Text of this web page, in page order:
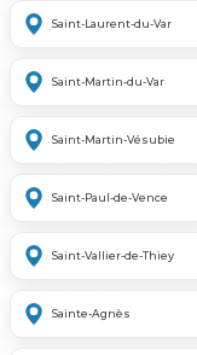
Saint-Laurent-du-Var
Saint-Martin-du-Var
Saint-Martin-Vésubie
Saint-Paul-de-Vence
Saint-Vallier-de-Thiey
Sainte-Agnès